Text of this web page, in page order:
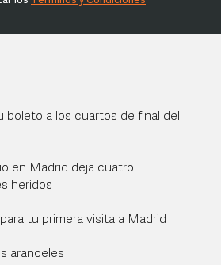
boleto a los cuartos de final del
en Madrid deja cuatro
heridos
tu primera visita a Madrid
aranceles